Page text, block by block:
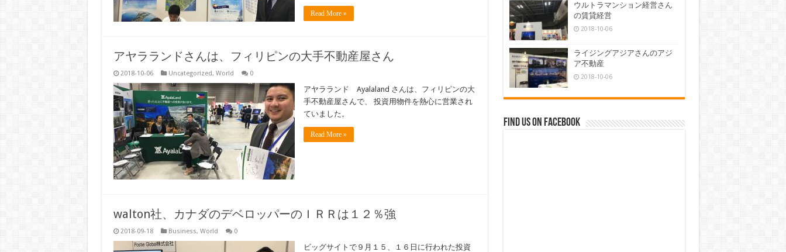
Read More »
アヤラランドさんは、フィリピンの大手不動産屋さん
2018-10-06 Uncategorized, World 0
アヤラランド Ayalaland さんは、フィリピンの大
手不動産屋さんで、 投資用物件を熱心に営業され
ていました。
Read More »
walton社、カナダのデベロッパーのＩＲＲは１２％強
2018-09-18 Business, World 0
ビッグサイトで９月１５、１６日に行われた投資
ウルトラマンション経営さん
の賃貸経営
2018-10-06
ライジングアジアさんのアジ
ア不動産
2018-10-06
Find us on Facebook